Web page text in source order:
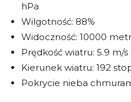
hPa
Wilgotność: 88%
Widoczność: 10000
Prędkość wiatru: 5.9 m/s
Kierunek wiatru: 192
Pokrycie nieba